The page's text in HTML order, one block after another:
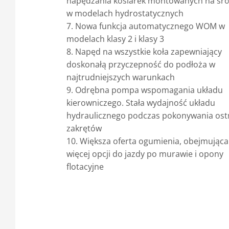
w modelach hydrostatycznych
7. Nowa funkcja automatycznego WOM w
modelach klasy 2 i klasy 3
8. Napęd na wszystkie koła zapewniający
doskonałą przyczepność do podłoża w
najtrudniejszych warunkach
9. Odrębna pompa wspomagania układu
kierowniczego. Stała wydajność układu
hydraulicznego podczas pokonywania
zakrętów
10. Większa oferta ogumienia, obejmująca
więcej opcji do jazdy po murawie i opony
flotacyjne